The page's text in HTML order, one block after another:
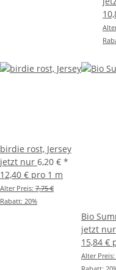
birdie rost, Jersey
jetzt nur 6,20 € *
12,40 € pro 1 m
Alter Preis: 7,75 €
Rabatt: 20%
Bio
jetzt nur
15,84 €
Alter Preis: